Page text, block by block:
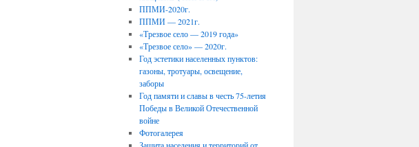
ППМИ-2020г.
ППМИ — 2021г.
«Трезвое село — 2019 года»
«Трезвое село» — 2020г.
Год эстетики населенных пунктов:
газоны, тротуары, освещение,
заборы
Год памяти и славы в честь 75-летия
Победы в Великой Отечественной
войне
Фотогалерея